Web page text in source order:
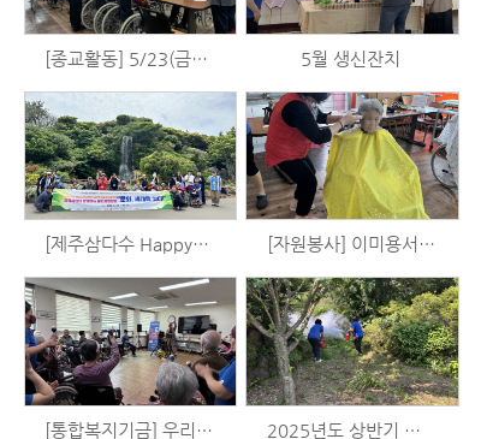
[종교활동] 5/23(금) 예배 5월 생신잔치
[제주삼다수 Happy+] 업사이클 카메라 만들기 및 제주민속촌 출사 (5/18) [자원봉사] 이미용서비스 (5/18)
[통합복지기금] 우리는 시니어 예술가 시즌2 - 음악활동 (5/15) 2025년도 상반기 합동소방훈련 실시